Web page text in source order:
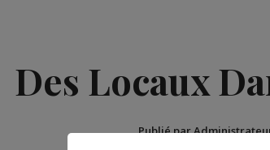
Des Locaux
Publié par